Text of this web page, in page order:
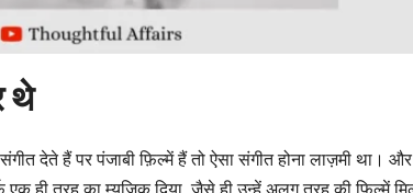
थे
देते हैं पर पंजाबी फ़िल्में हैं तो ऐसा संगीत होना लाज़मी था। और
ही तरह का म्यूजिक दिया, जैसे ही उन्हें अलग तरह की फ़िल्में